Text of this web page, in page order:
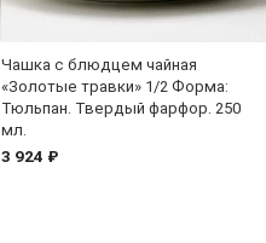
Чашка с блюдцем чайная
«Золотые травки» 1/2 Форма:
Тюльпан. Твердый фарфор. 250
мл.
3 924 ₽